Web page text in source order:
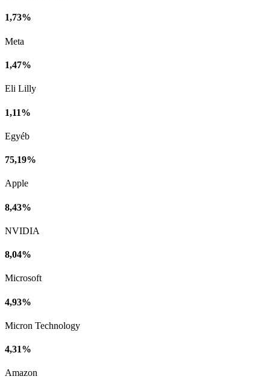
1,73%
Meta
1,47%
Eli Lilly
1,11%
Egyéb
75,19%
Apple
8,43%
NVIDIA
8,04%
Microsoft
4,93%
Micron Technology
4,31%
Amazon